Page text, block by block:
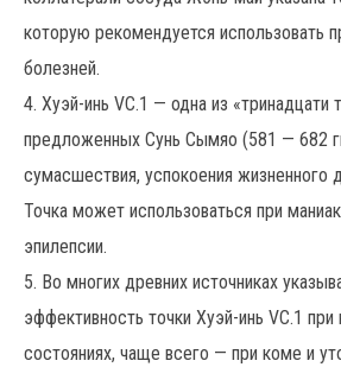
которую рекомендуется использовать
болезней.
4. Хуэй-инь VC.1 — одна из «тринадцати
предложенных Сунь Сымяо (581 — 682
сумасшествия, успокоения жизненного
Точка может использоваться при
эпилепсии.
5. Во многих древних источниках
эффективность точки Хуэй-инь VC.1 при
состояниях, чаще всего — при коме и